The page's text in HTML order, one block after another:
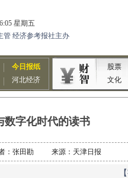
数字化时代的读书
：张田勘 来源：天津日报